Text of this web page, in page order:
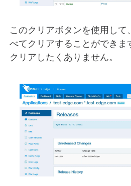
このクリアボタンを使用して
べてクリアすることができま
クリアしたくありません。